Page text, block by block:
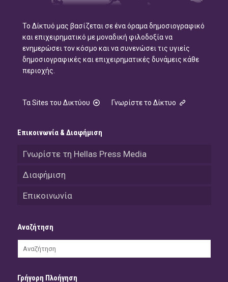
Το Δίκτυό μας βασίζεται σε ένα όραμα δημοσιογραφικό
και επιχειρηματικό με μοναδική φιλοδοξία να
ενημερώσει τον κόσμο και να συνενώσει τις υγιείς
δημοσιογραφικές και επιχειρηματικές δυνάμεις κάθε
περιοχής.
Τα Sites του Δικτύου Γνωρίστε το Δίκτυο
Επικοινωνία & Διαφήμιση
Γνωρίστε τη Hellas Press Media
Διαφήμιση
Επικοινωνία
Αναζήτηση
Γρήγορη Πλοήγηση